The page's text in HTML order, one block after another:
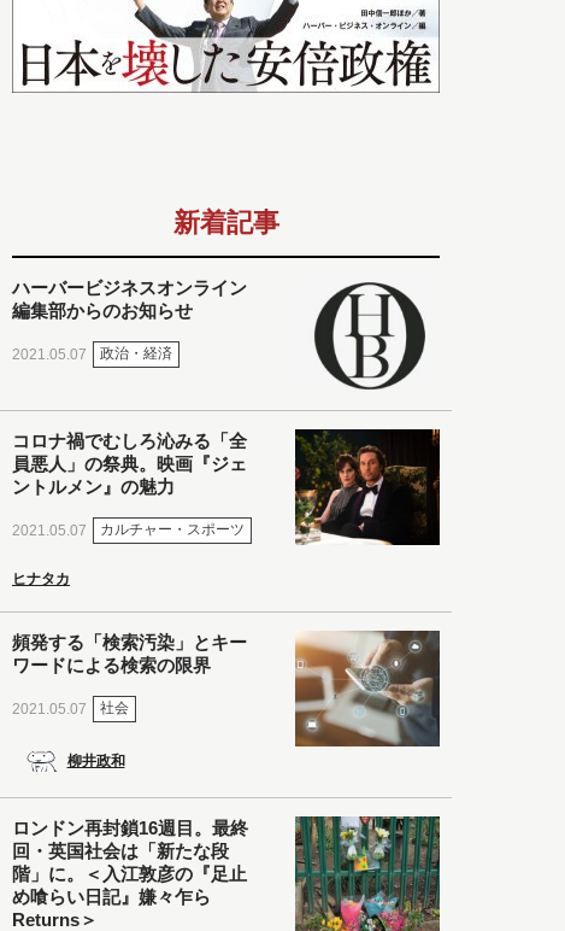
新着記事
ハーバービジネスオンライン
編集部からのお知らせ
2021.05.07 政治・経済
コロナ禍でむしろ沁みる「全
員悪人」の祭典。映画『ジェ
ントルメン』の魅力
2021.05.07 カルチャー・スポーツ
ヒナタカ
頻発する「検索汚染」とキー
ワードによる検索の限界
2021.05.07 社会
柳井政和
ロンドン再封鎖16週目。最終
回・英国社会は「新たな段
階」に。＜入江敦彦の『足止
め喰らい日記』嫌々乍ら
Returns＞